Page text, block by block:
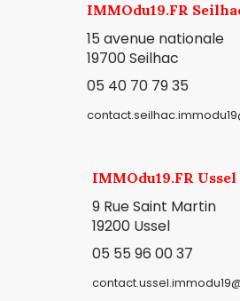
IMMOdu19.FR
15 avenue nationale
19700 Seilhac
05 40 70 79 35
IMMOdu19.FR Ussel
9 Rue Saint Martin
19200 Ussel
05 55 96 00 37